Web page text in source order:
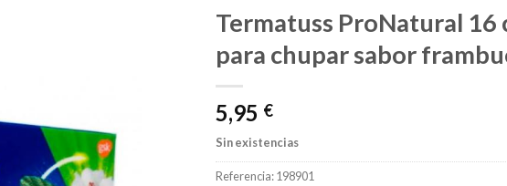
Termatuss ProNatural
para chupar sabor
5,95 €
Sin existencias
Referencia:198901